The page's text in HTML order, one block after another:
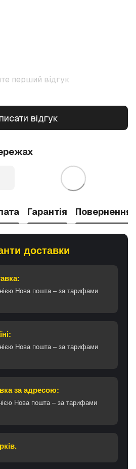
перший відгук
відгук
Гарантія Повернення
доставки
Нова пошта – за тарифами
Нова пошта – за тарифами
за адресою:
Нова пошта – за тарифами